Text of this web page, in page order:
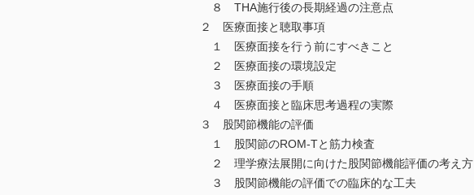
８ THA施行後の長期経過の注意点
２ 医療面接と聴取事項
１ 医療面接を行う前にすべきこと
２ 医療面接の環境設定
３ 医療面接の手順
４ 医療面接と臨床思考過程の実際
３ 股関節機能の評価
１ 股関節のROM-Tと筋力検査
２ 理学療法展開に向けた股関節機能評価の考え方
３ 股関節機能の評価での臨床的な工夫